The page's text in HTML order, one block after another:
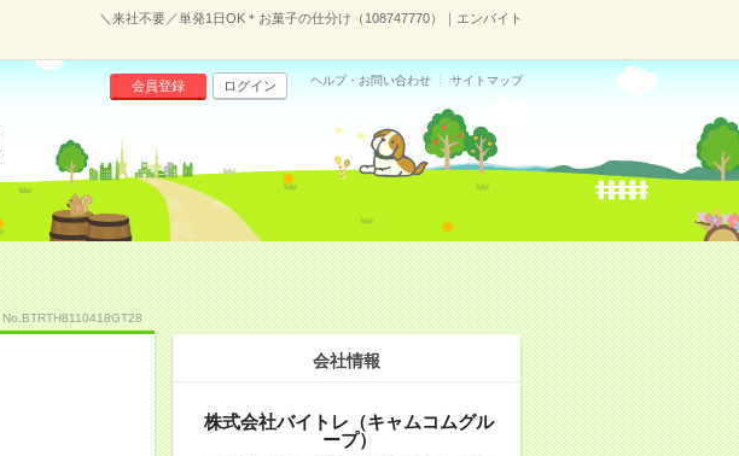
＼来社不要／単発1日OK＊お菓子の仕分け（108747770）｜エンバイト
会員登録 ログイン ヘルプ・お問い合わせ サイトマップ
No.BTRTH8110418GT28
会社情報
株式会社バイトレ（キャムコムグル
ープ）